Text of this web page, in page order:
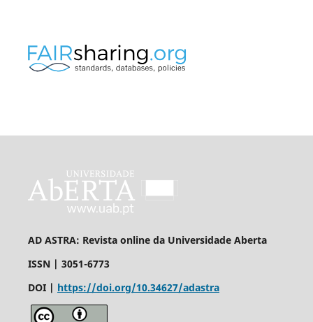
AD ASTRA: Revista online da Universidade Aberta
ISSN | 3051-6773
DOI | https://doi.org/10.34627/adastra